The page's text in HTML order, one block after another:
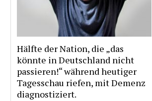
Hälfte der Nation, die „das
könnte in Deutschland nicht
passieren!“ während heutiger
Tagesschau riefen, mit Demenz
diagnostiziert.